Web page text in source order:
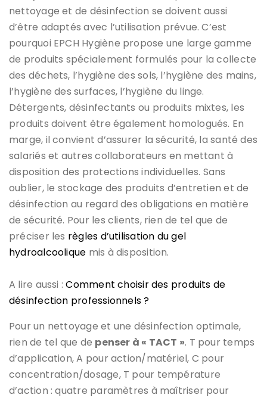
nettoyage et de désinfection se doivent aussi
d’être adaptés avec l’utilisation prévue. C’est
pourquoi EPCH Hygiène propose une large gamme
de produits spécialement formulés pour la collecte
des déchets, l’hygiène des sols, l’hygiène des mains,
l’hygiène des surfaces, l’hygiène du linge.
Détergents, désinfectants ou produits mixtes, les
produits doivent être également homologués. En
marge, il convient d’assurer la sécurité, la santé des
salariés et autres collaborateurs en mettant à
disposition des protections individuelles. Sans
oublier, le stockage des produits d’entretien et de
désinfection au regard des obligations en matière
de sécurité. Pour les clients, rien de tel que de
préciser les règles d’utilisation du gel
hydroalcoolique mis à disposition.
A lire aussi :Comment choisir des produits de
désinfection professionnels ?
Pour un nettoyage et une désinfection optimale,
rien de tel que de penser à « TACT ». T pour temps
d’application, A pour action/matériel, C pour
concentration/dosage, T pour température
d’action : quatre paramètres à maîtriser pour